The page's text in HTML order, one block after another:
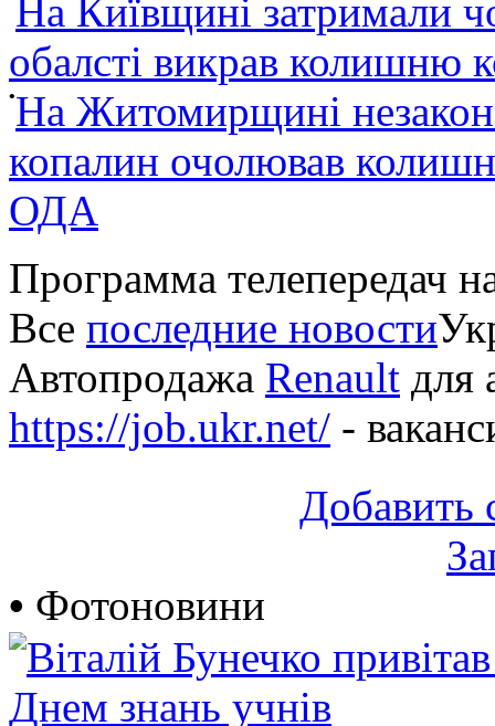
На Київщині затримали
обалсті викрав колишню
•На Житомирщині
копалин очолював
ОДА
Программа телепередач
Все последние новости
Автопродажа Renault для
https://job.ukr.net/ -
Добавить
• Фотоновини